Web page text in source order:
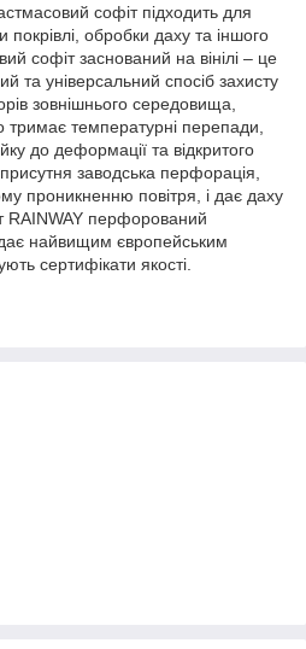
софіт підходить для
покрівлі, обробки даху та іншого
софіт заснований на вінілі – це
та універсальний спосіб захисту
зовнішнього середовища,
тримає температурні перепади,
до деформації та відкритого
заводська перфорація,
проникненню повітря, і дає даху
RAINWAY перфорований
найвищим європейським
сертифікати якості.